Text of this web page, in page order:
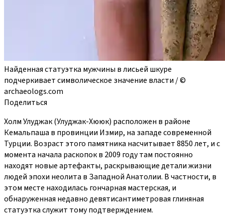
Найденная статуэтка мужчины в лисьей шкуре
подчеркивает символическое значение власти / ©
archaeologs.com
Поделиться
Холм Улуджак (Улуджак-Хююк) расположен в районе
Кемальпаша в провинции Измир, на западе современной
Турции. Возраст этого памятника насчитывает 8850 лет, и с
момента начала раскопок в 2009 году там постоянно
находят новые артефакты, раскрывающие детали жизни
людей эпохи неолита в Западной Анатолии. В частности, в
этом месте находилась гончарная мастерская, и
обнаруженная недавно девятисантиметровая глиняная
статуэтка служит тому подтверждением.